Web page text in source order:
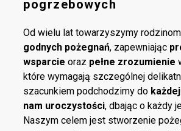
pogrzebowych
Od wielu lat towarzyszymy
godnych pożegnań, zapewniając
wsparcie oraz pełne zrozumienie
które wymagają szczególnej
szacunkiem podchodzimy do
nam uroczystości, dbając o każdy
Naszym celem jest stworzenie